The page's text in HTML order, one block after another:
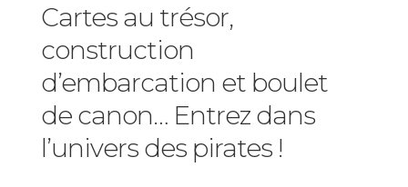
Cartes au trésor,
construction
d’embarcation et boulet
de canon… Entrez dans
l’univers des pirates !